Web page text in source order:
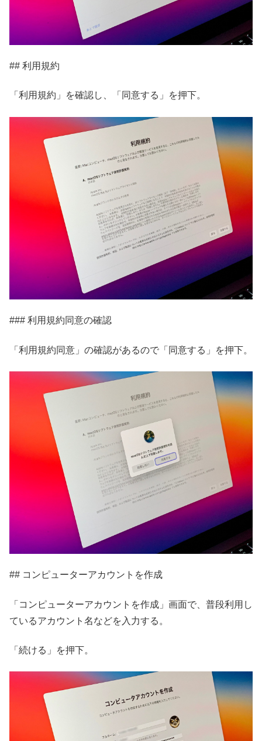
## 利用規約
「利用規約」を確認し、「同意する」を押下。
### 利用規約同意の確認
「利用規約同意」の確認があるので「同意する」を押下。
## コンピューターアカウントを作成
「コンピューターアカウントを作成」画面で、普段利用し
ているアカウント名などを入力する。
「続ける」を押下。